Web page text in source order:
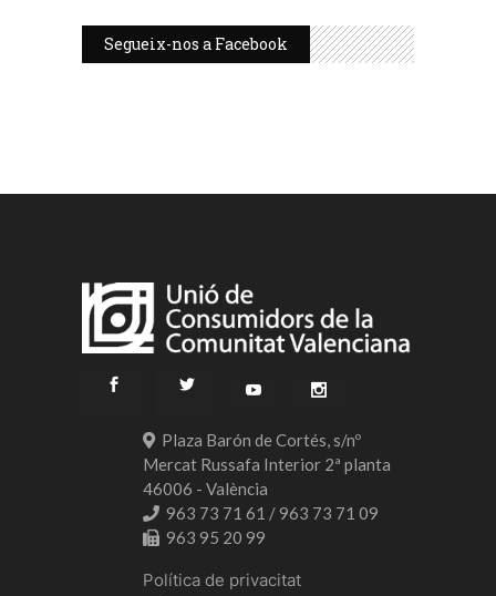
Segueix-nos a Facebook
Plaza Barón de Cortés, s/nº
Mercat Russafa Interior 2ª planta
46006 - València
963 73 71 61 / 963 73 71 09
963 95 20 99
Política de privacitat